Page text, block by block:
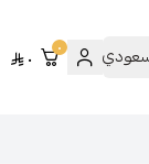
٠ ٠